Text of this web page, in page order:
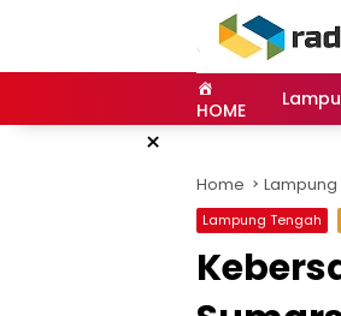
HOME
×
Home
Lampung Tengah